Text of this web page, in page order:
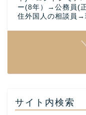
ー(8年）→公務員(
住外国人の相談員→
サイト内検索